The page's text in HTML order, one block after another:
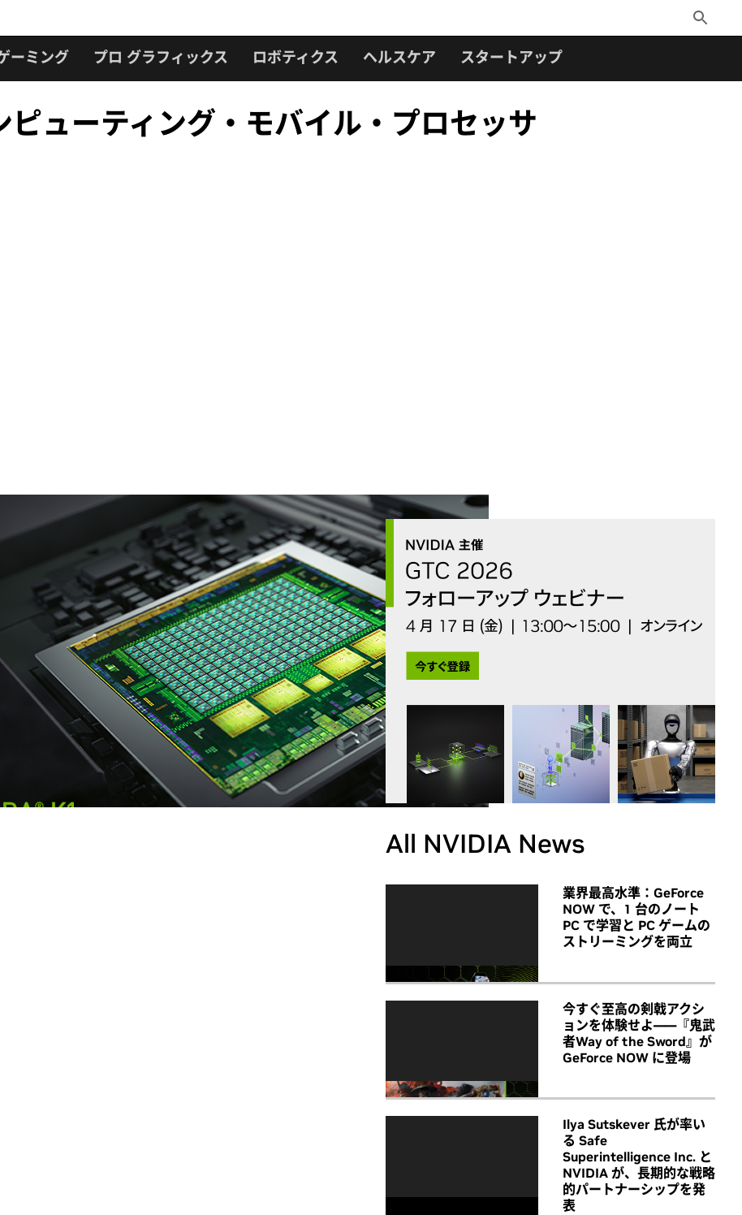
Toggle
Search
ーミング プロ グラフィックス ロボティクス ヘルスケア スタートアップ
ューティング・モバイル・プロセッサ
ンピューティング言語であるNVIDIA CUDA®をサポートす
物認識などの自動車用アプリケーション、カスタマイズさ
らに没入型のモバイル体験を期待できるという事を示して
無限です。
All NVIDIA News
業界最高水準：GeForce
NOW で、1 台のノート
PC で学習と PC ゲームの
ストリーミングを両立
今すぐ至高の剣戟アクシ
ョンを体験せよ――『鬼武
者Way of the Sword』が
GeForce NOW に登場
Ilya Sutskever 氏が率い
る Safe
Superintelligence Inc. と
NVIDIA が、長期的な戦略
的パートナーシップを発
表